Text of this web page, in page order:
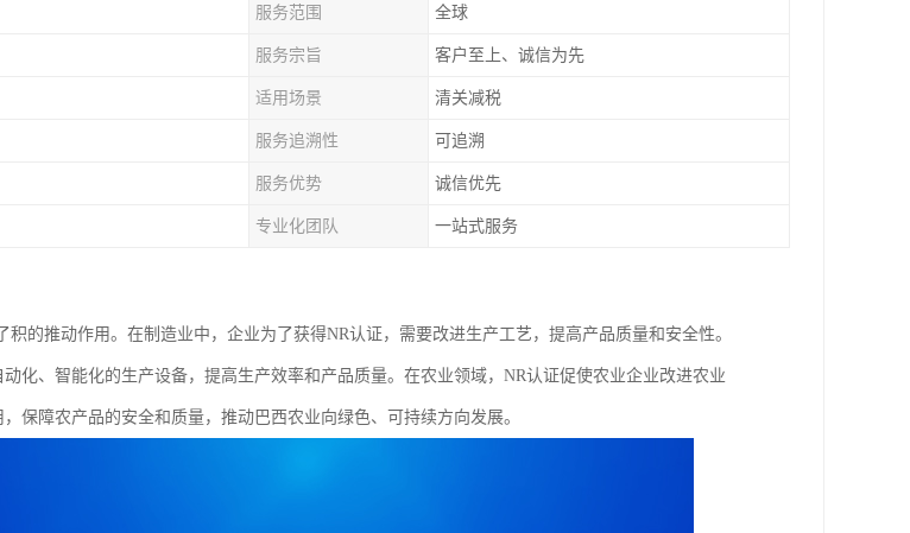
服务范围 全球
服务宗旨 客户至上、诚信为先
适用场景 清关减税
服务追溯性 可追溯
服务优势 诚信优先
专业化团队 一站式服务
积的推动作用。在制造业中，企业为了获得NR认证，需要改进生产工艺，提高产品质量和安全性。
化、智能化的生产设备，提高生产效率和产品质量。在农业领域，NR认证促使农业企业改进农业
保障农产品的安全和质量，推动巴西农业向绿色、可持续方向发展。